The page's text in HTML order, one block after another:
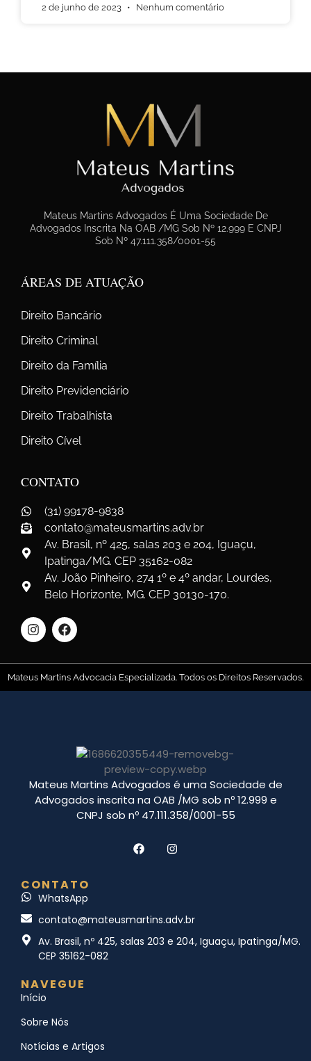
2 de junho de 2023 Nenhum comentário
Mateus Martins Advogados É Uma Sociedade De
Advogados Inscrita Na OAB /MG Sob Nº 12.999 E CNPJ
Sob Nº 47.111.358/0001-55
ÁREAS DE ATUAÇÃO
Direito Bancário
Direito Criminal
Direito da Família
Direito Previdenciário
Direito Trabalhista
Direito Cível
CONTATO
(31) 99178-9838
contato@mateusmartins.adv.br
Av. Brasil, nº 425, salas 203 e 204, Iguaçu,
Ipatinga/MG. CEP 35162-082
Av. João Pinheiro, 274 1º e 4º andar, Lourdes,
Belo Horizonte, MG. CEP 30130-170.
Mateus Martins Advocacia Especializada. Todos os Direitos Reservados.
Mateus Martins Advogados é uma Sociedade de
Advogados inscrita na OAB /MG sob nº 12.999 e
CNPJ sob nº 47.111.358/0001-55
CONTATO
WhatsApp
contato@mateusmartins.adv.br
Av. Brasil, nº 425, salas 203 e 204, Iguaçu, Ipatinga/MG.
CEP 35162-082
NAVEGUE
Início
Sobre Nós
Notícias e Artigos